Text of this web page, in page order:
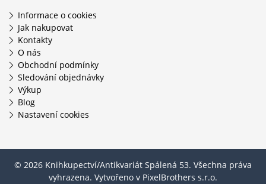
Informace o cookies
Jak nakupovat
Kontakty
O nás
Obchodní podmínky
Sledování objednávky
Výkup
Blog
Nastavení cookies
© 2026 Knihkupectví/Antikvariát Spálená 53. Všechna práva
vyhrazena. Vytvořeno v PixelBrothers s.r.o.